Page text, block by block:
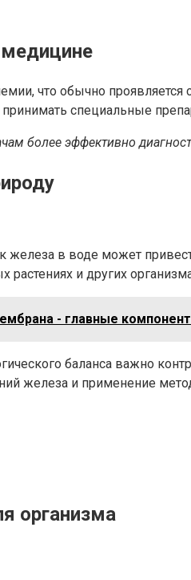
что обычно
специальные
более эффективно
железа в воде может
и других
- главные
баланса важно
железа и применение
организма